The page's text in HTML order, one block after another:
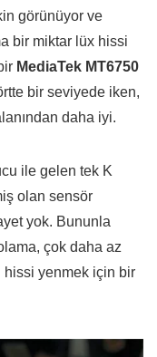
görünüyor ve
bir miktar lüx hissi
MediaTek MT6750
bir seviyede iken,
daha iyi.
ile gelen tek K
olan sensör
yok. Bununla
çok daha az
hissi yenmek için bir